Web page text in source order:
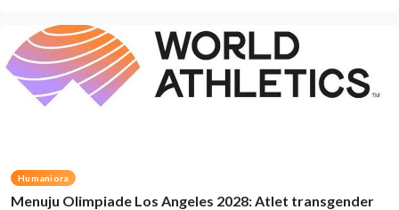
Humaniora
Menuju Olimpiade Los Angeles 2028: Atlet transgender